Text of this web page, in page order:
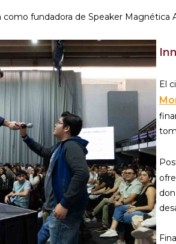
como fundadora de Speaker
El